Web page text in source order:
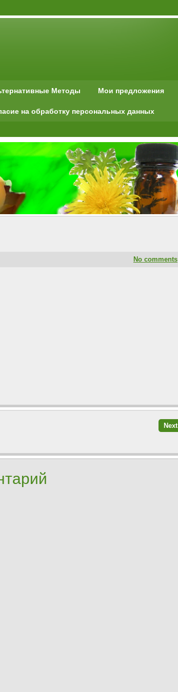
Методы Мои предложения
на обработку персональных данных
No comments
Next